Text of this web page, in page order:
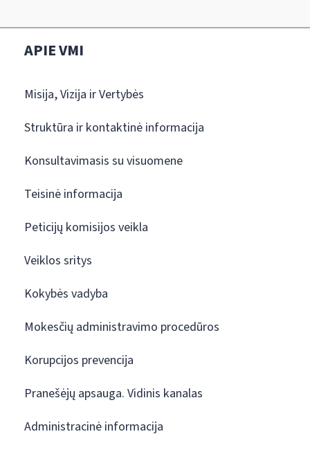
APIE VMI
Misija, Vizija ir Vertybės
Struktūra ir kontaktinė informacija
Konsultavimasis su visuomene
Teisinė informacija
Peticijų komisijos veikla
Veiklos sritys
Kokybės vadyba
Mokesčių administravimo procedūros
Korupcijos prevencija
Pranešėjų apsauga. Vidinis kanalas
Administracinė informacija